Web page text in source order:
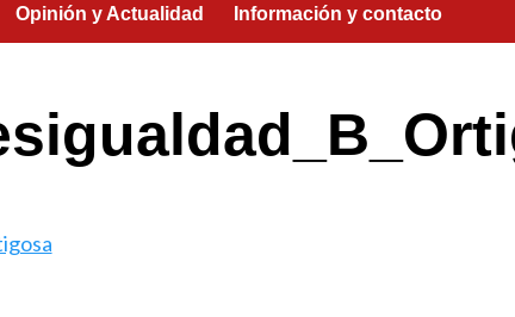
Opinión y Actualidad Información y contacto